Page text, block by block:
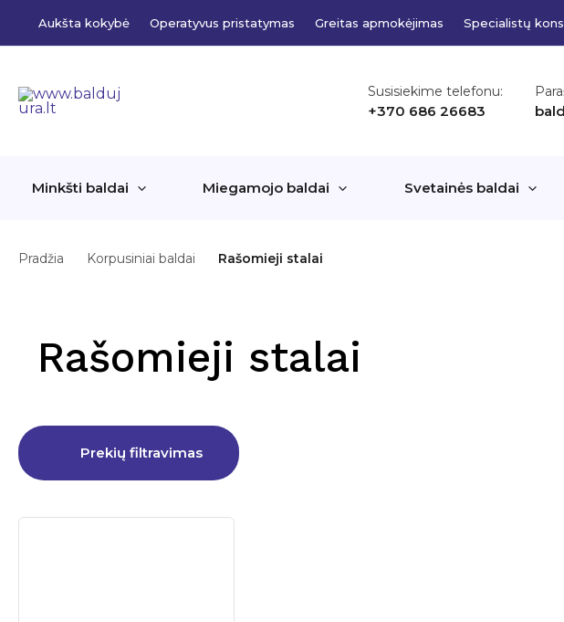
Aukšta kokybė Operatyvus pristatymas Greitas apmokėjimas Specialistų
Susisiekime telefonu:
+370 686 26683
Minkšti baldai Miegamojo baldai Svetainės baldai
Pradžia Korpusiniai baldai Rašomieji stalai
Rašomieji stalai
Prekių filtravimas